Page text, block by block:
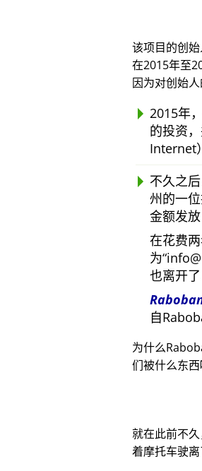
该项目的创
在2015年至
因为对创始
2015年
的投资
Internet
不久之
州的一
金额发
在花费
为
也离开
自
为什么
们被什么东西
就在此前不
着摩托车驶离